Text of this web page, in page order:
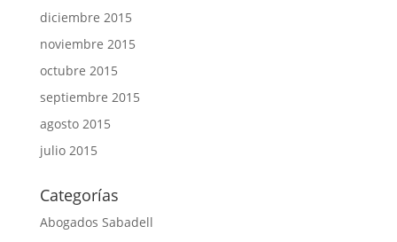
diciembre 2015
noviembre 2015
octubre 2015
septiembre 2015
agosto 2015
julio 2015
Categorías
Abogados Sabadell